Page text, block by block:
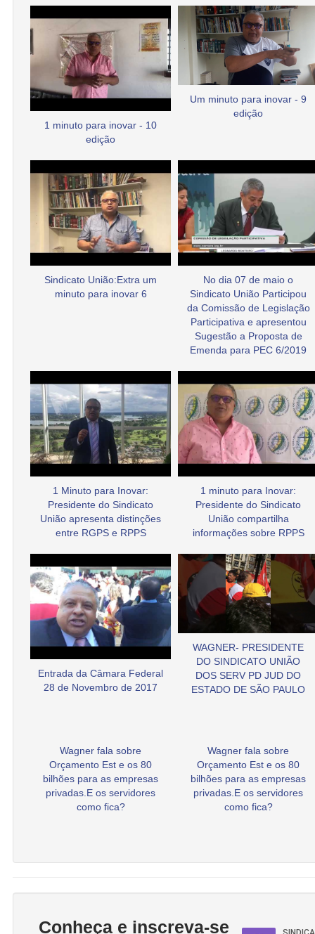
1 minuto para inovar - 10
edição
Um minuto para inovar - 9
edição
Sindicato União:Extra um
minuto para inovar 6
No dia 07 de maio o
Sindicato União Participou
da Comissão de Legislação
Participativa e apresentou
Sugestão a Proposta de
Emenda para PEC 6/2019
1 Minuto para Inovar:
Presidente do Sindicato
União apresenta distinções
entre RGPS e RPPS
1 minuto para Inovar:
Presidente do Sindicato
União compartilha
informações sobre RPPS
Entrada da Câmara Federal
28 de Novembro de 2017
WAGNER- PRESIDENTE
DO SINDICATO UNIÃO
DOS SERV PD JUD DO
ESTADO DE SÃO PAULO
Wagner fala sobre
Orçamento Est e os 80
bilhões para as empresas
privadas.E os servidores
como fica?
Wagner fala sobre
Orçamento Est e os 80
bilhões para as empresas
privadas.E os servidores
como fica?
Conheça e inscreva-se